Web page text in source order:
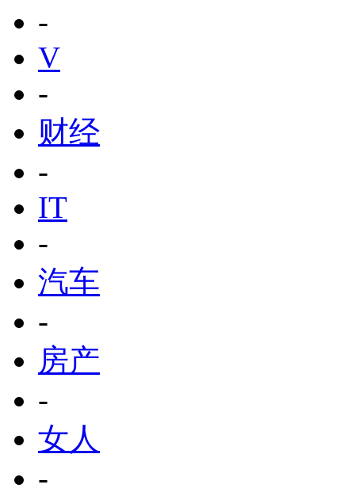
-
V
-
财经
-
IT
-
汽车
-
房产
-
女人
-